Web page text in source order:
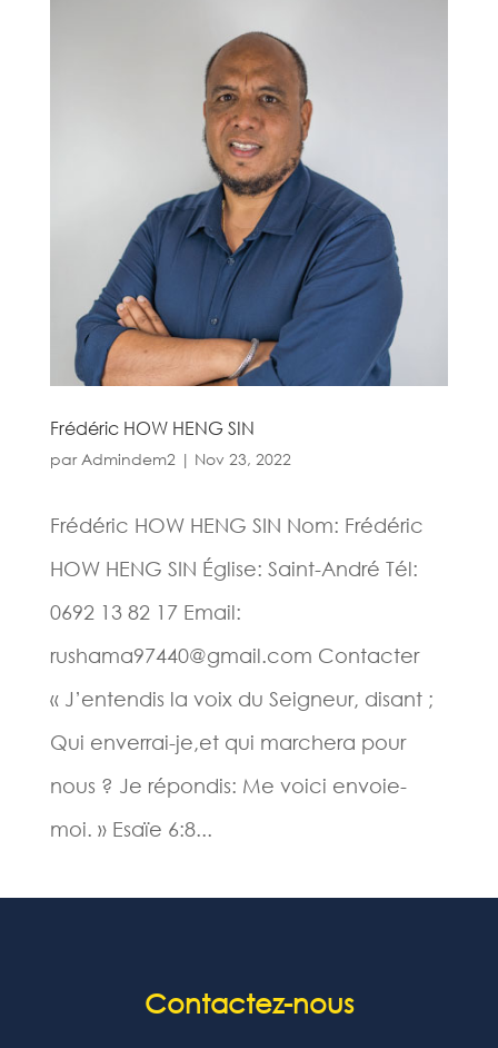
Frédéric HOW HENG SIN
par Admindem2 | Nov 23, 2022
Frédéric HOW HENG SIN Nom: Frédéric
HOW HENG SIN Église: Saint-André Tél:
0692 13 82 17 Email:
rushama97440@gmail.com Contacter
« J’entendis la voix du Seigneur, disant ;
Qui enverrai-je,et qui marchera pour
nous ? Je répondis: Me voici envoie-
moi. » Esaïe 6:8...
Contactez-nous